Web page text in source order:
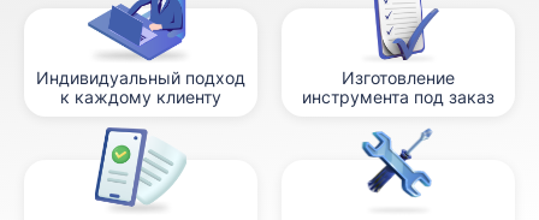
Индивидуальный подход
к каждому клиенту
Изготовление
инструмента под заказ